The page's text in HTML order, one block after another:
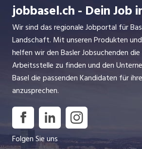
jobbasel.ch - Dein Job
Wir sind das regionale Jobportal für
Landschaft. Mit unseren Produkten
helfen wir den Basler Jobsuchenden
Arbeitsstelle zu finden und den
Basel die passenden Kandidaten für
anzusprechen.
Folgen Sie uns